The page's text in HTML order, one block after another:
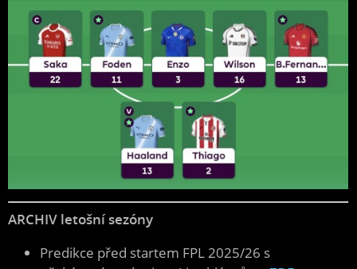
ARCHIV letošní sezóny
Predikce před startem FPL 2025/26 s